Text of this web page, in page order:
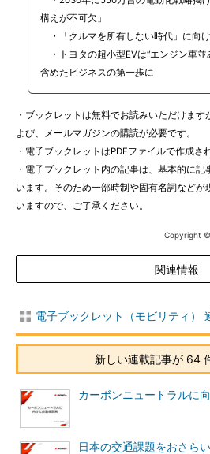
構えが不可欠」
・「クルマを所有しない時代」に向け
・トヨタの超小型EVは“エンジン車並
含めたビジネスの第一歩に
・ブックレットは無料でお読みいただけま
よび、メールマガジンの購読が必要です。
・電子ブックレットはPDFファイルで作成さ
・電子ブックレット内の記事は、基本的に
います。そのため一部時制や固有名詞など
いますので、ご了承ください。
Copyright ©
関連情報
電子ブックレット（モビリティ）
新しい連載記事が 64
カーボンニュートラルに
日本の交通課題をおさら